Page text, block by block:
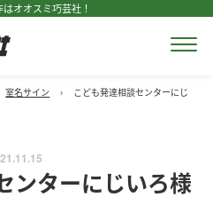
オオスミ巧芸社！
室名サイン ›
こども発達相談センターにじ
ンターにじいろ様